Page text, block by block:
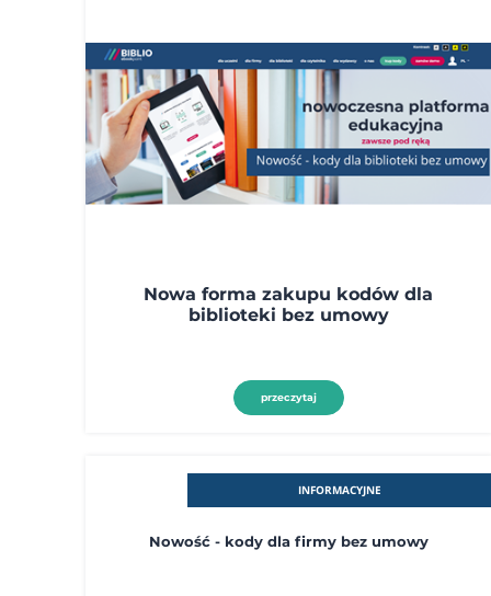
Nowa forma zakupu kodów dla
biblioteki bez umowy
przeczytaj
INFORMACYJNE
Nowość - kody dla firmy bez umowy